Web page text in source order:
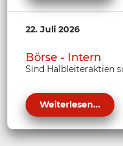
22. Juli 2026
Börse - Intern
Sind Halbleiteraktien
Weiterlesen...